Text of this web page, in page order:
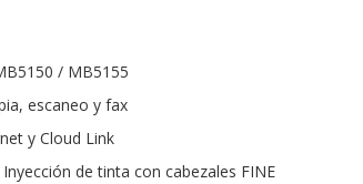
/ MB5155
escaneo y fax
y Cloud Link
de tinta con cabezales FINE